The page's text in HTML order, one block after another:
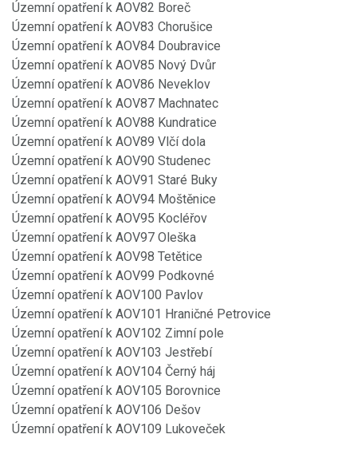
Územní opatření k AOV82 Boreč
Územní opatření k AOV83 Chorušice
Územní opatření k AOV84 Doubravice
Územní opatření k AOV85 Nový Dvůr
Územní opatření k AOV86 Neveklov
Územní opatření k AOV87 Machnatec
Územní opatření k AOV88 Kundratice
Územní opatření k AOV89 Vlčí dola
Územní opatření k AOV90 Studenec
Územní opatření k AOV91 Staré Buky
Územní opatření k AOV94 Moštěnice
Územní opatření k AOV95 Kocléřov
Územní opatření k AOV97 Oleška
Územní opatření k AOV98 Tetětice
Územní opatření k AOV99 Podkovné
Územní opatření k AOV100 Pavlov
Územní opatření k AOV101 Hraničné Petrovice
Územní opatření k AOV102 Zimní pole
Územní opatření k AOV103 Jestřebí
Územní opatření k AOV104 Černý háj
Územní opatření k AOV105 Borovnice
Územní opatření k AOV106 Dešov
Územní opatření k AOV109 Lukoveček